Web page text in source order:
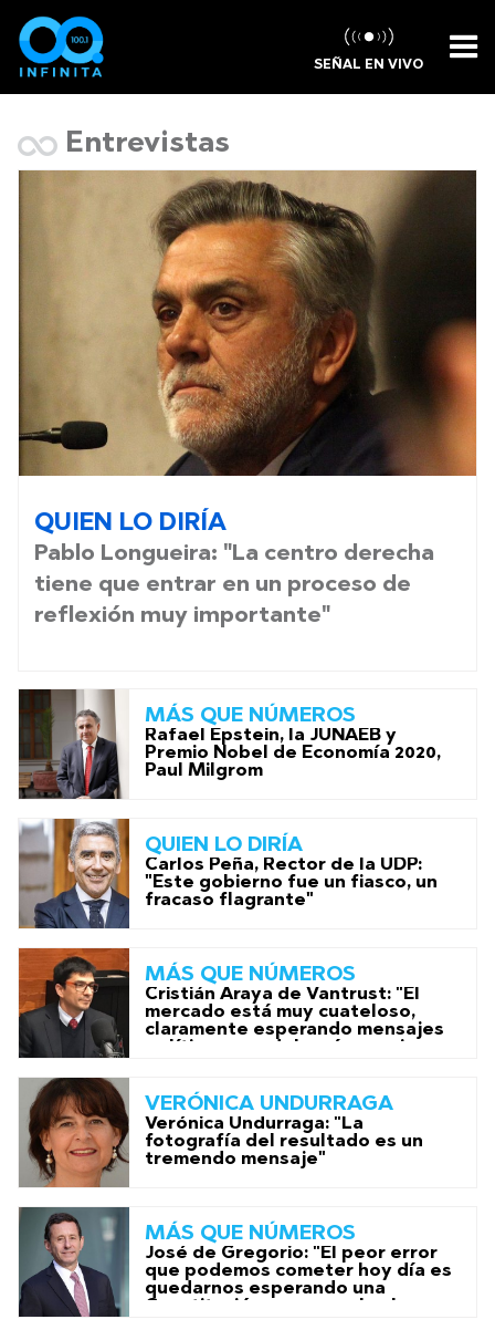
SEÑAL EN VIVO
Entrevistas
QUIEN LO DIRÍA
Pablo Longueira: "La centro derecha
tiene que entrar en un proceso de
reflexión muy importante"
MÁS QUE NÚMEROS
Rafael Epstein, la JUNAEB y
Premio Nobel de Economía 2020,
Paul Milgrom
QUIEN LO DIRÍA
Carlos Peña, Rector de la UDP:
"Este gobierno fue un fiasco, un
fracaso flagrante"
MÁS QUE NÚMEROS
Cristián Araya de Vantrust: "El
mercado está muy cuateloso,
claramente esperando mensajes
VERÓNICA UNDURRAGA
Verónica Undurraga: "La
fotografía del resultado es un
tremendo mensaje"
MÁS QUE NÚMEROS
José de Gregorio: "El peor error
que podemos cometer hoy día es
quedarnos esperando una